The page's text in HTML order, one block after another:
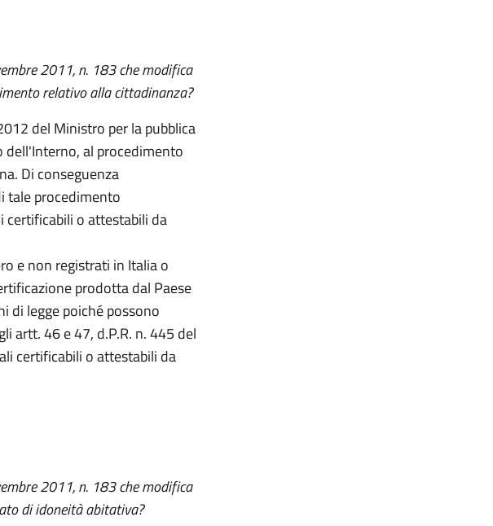
2011, n. 183 che modifica
relativo alla cittadinanza?
del Ministro per la pubblica
al procedimento
Di conseguenza
tale procedimento
certificabili o attestabili da
e non registrati in Italia o
prodotta dal Paese
di legge poiché possono
artt. 46 e 47, d.P.R. n. 445 del
certificabili o attestabili da
2011, n. 183 che modifica
di idoneità abitativa?